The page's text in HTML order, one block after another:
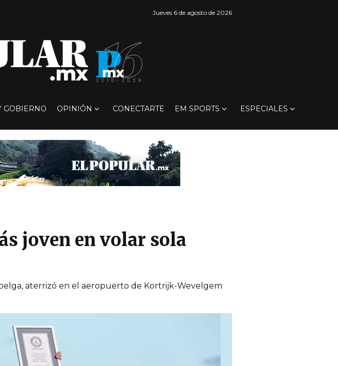
Jueves 6 de agosto de 2026
GOBIERNO OPINIÓN CONECTARTE EM SPORTS ESPECIALES
joven en volar sola
aterrizó en el aeropuerto de Kortrijk-Wevelgem